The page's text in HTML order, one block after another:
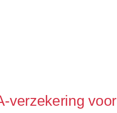
verzekering voor